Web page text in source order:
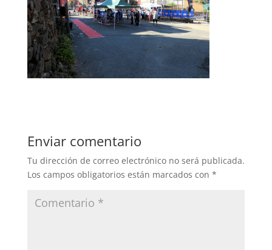
Enviar comentario
Tu dirección de correo electrónico no será publicada.
Los campos obligatorios están marcados con *